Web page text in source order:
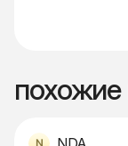
похожие